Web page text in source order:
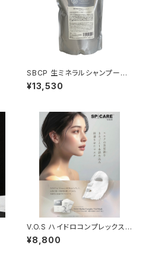
SBCP 生ミネラルシャンプー+ 1
000ml
¥13,530
V.O.S ハイドロコンプレックス
バイアルマスク
¥8,800